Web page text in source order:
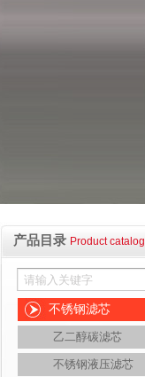
产品目录 Product catalog
不锈钢滤芯
乙二醇碳滤芯
不锈钢液压滤芯